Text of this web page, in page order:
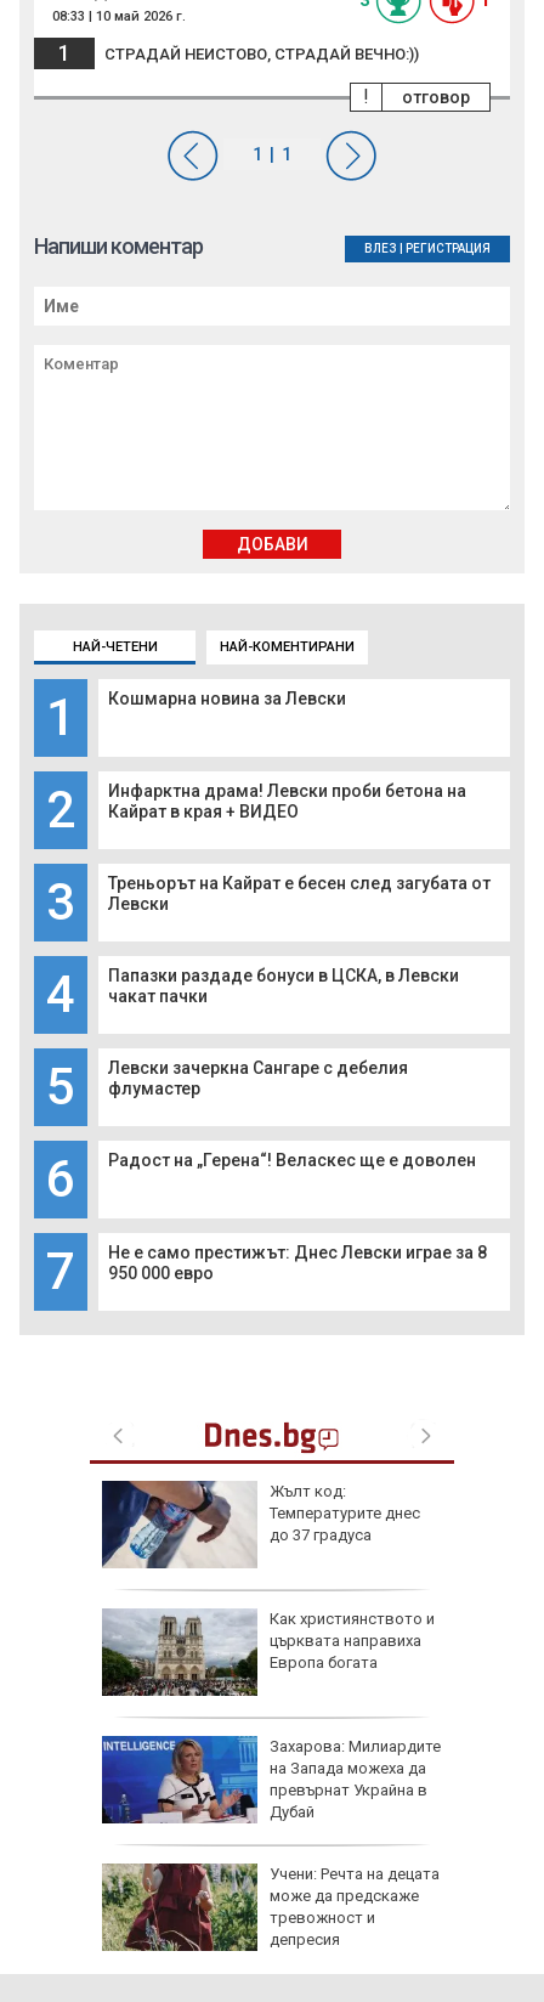
НАЙ-ЧЕТЕНИ НАЙ-КОМЕНТИРАНИ
1 Кошмарна новина за Левски
2
Инфарктна драма! Левски проби бетона на
Кайрат в края + ВИДЕО
3
Треньорът на Кайрат е бесен след загубата от
Левски
4
Папазки раздаде бонуси в ЦСКА, в Левски
чакат пачки
5
Левски зачеркна Сангаре с дебелия
флумастер
6 Радост на „Герена“! Веласкес ще е доволен
7
Не е само престижът: Днес Левски играе за 8
950 000 евро
Жълт код:
Температурите днес
до 37 градуса
Как християнството и
църквата направиха
Европа богата
Захарова: Милиардите
на Запада можеха да
превърнат Украйна в
Дубай
Учени: Речта на децата
може да предскаже
тревожност и
депресия
08:33 | 10 май 2026 г.
1 СТРАДАЙ НЕИСТОВО, СТРАДАЙ ВЕЧНО:))
отговор
!
Напиши коментар ВЛЕЗ РЕГИСТРАЦИЯ
ДОБАВИ